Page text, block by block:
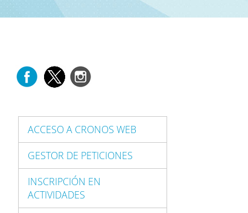
ACCESO A CRONOS WEB
GESTOR DE PETICIONES
INSCRIPCIÓN EN
ACTIVIDADES